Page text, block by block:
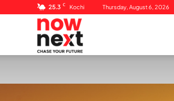
25.3 C Kochi Thursday, August 6, 2026